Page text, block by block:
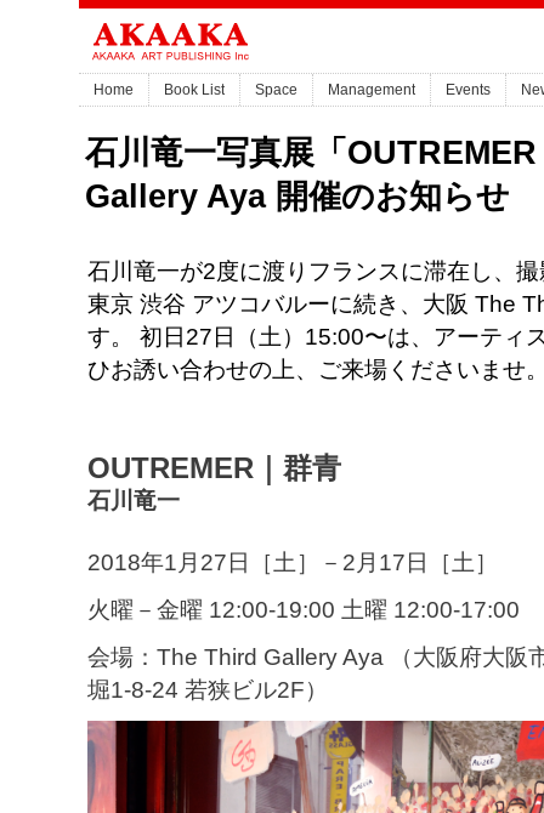
Home Book List Space Management Events
石川竜一写真展「
Gallery Aya 開催のお知らせ
石川竜一が2度に渡りフランスに滞在し、
東京 渋谷 アツコバルーに続き、大阪 The
す。 初日27日（土）15:00〜は、アーティ
ひお誘い合わせの上、ご来場くださいま
OUTREMER｜群青
石川竜一
2018年1月27日［土］－2月17日［土］
火曜－金曜 12:00-19:00 土曜 12:00-17:00
会場：The Third Gallery Aya （大阪府大阪
堀1-8-24 若狭ビル2F）